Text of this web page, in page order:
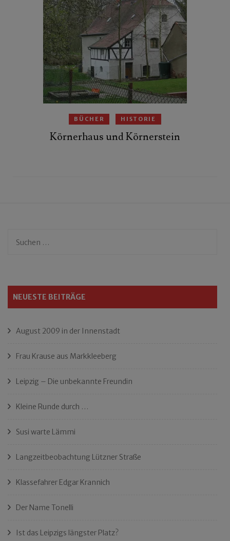
BÜCHER HISTORIE
Körnerhaus und Körnerstein
Suchen
NEUESTE BEITRÄGE
August 2009 in der Innenstadt
Frau Krause aus Markkleeberg
Leipzig – Die unbekannte Freundin
Kleine Runde durch …
Susi warte Lämmi
Langzeitbeobachtung Lützner Straße
Klassefahrer Edgar Krannich
Der Name Tonelli
Ist das Leipzigs längster Platz?